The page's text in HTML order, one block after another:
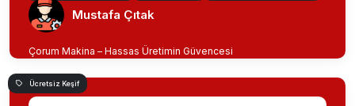
Mustafa Çıtak
Çorum Makina – Hassas Üretimin Güvencesi
Ücretsiz Keşif